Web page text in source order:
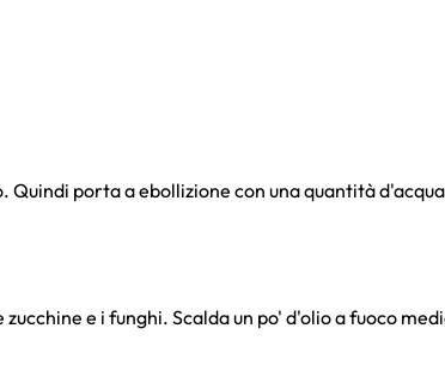
Quindi porta a ebollizione con una quantità
e i funghi. Scalda un po' d'olio a fuoco